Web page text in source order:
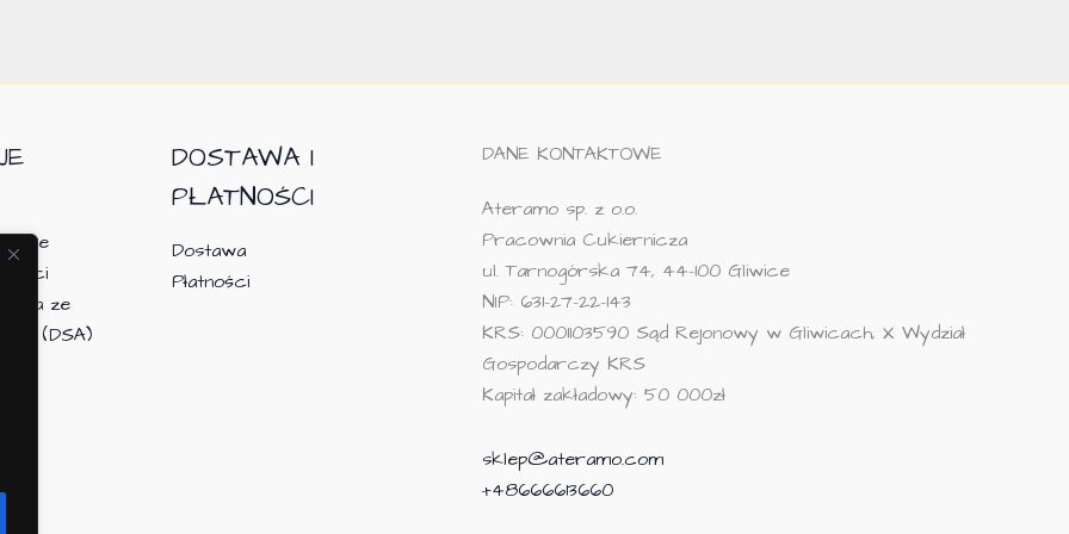
ze
(DSA)
DOSTAWA I
PŁATNOŚCI
Dostawa
Płatności
DANE KONTAKTOWE
Ateramo sp. z o.o.
Pracownia Cukiernicza
ul. Tarnogórska 74, 44-100 Gliwice
NIP: 631-27-22-143
KRS: 0001103590 Sąd Rejonowy w Gliwicach, X Wydział
Gospodarczy KRS
Kapitał zakładowy: 50 000zł
sklep@ateramo.com
+48666613660